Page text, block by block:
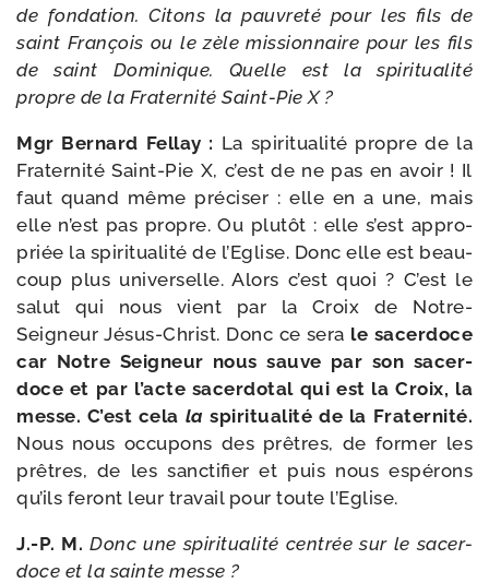
de fon­da­tion. Citons la pau­vre­té pour les fils de
saint François ou le zèle mis­sion­naire pour les fils
de saint Dominique. Quelle est la spi­ri­tua­li­té
propre de la Fraternité Saint-​Pie X ?
Mgr Bernard Fellay : La spi­ri­tua­li­té propre de la
Fraternité Saint-​Pie X, c’est de ne pas en avoir ! Il
faut quand même pré­ci­ser : elle en a une, mais
elle n’est pas propre. Ou plu­tôt : elle s’est appro­
priée la spi­ri­tua­li­té de l’Eglise. Donc elle est beau­
coup plus uni­ver­selle. Alors c’est quoi ? C’est le
salut qui nous vient par la Croix de Notre-​
Seigneur Jésus-​Christ. Donc ce sera le sacer­doce
car Notre Seigneur nous sauve par son sacer­
doce et par l’acte sacer­do­tal qui est la Croix, la
messe. C’est cela la spi­ri­tua­li­té de la Fraternité.
Nous nous occu­pons des prêtres, de for­mer les
prêtres, de les sanc­ti­fier et puis nous espé­rons
qu’ils feront leur tra­vail pour toute l’Eglise.
J.-P. M.Donc une spi­ri­tua­li­té cen­trée sur le sacer­
doce et la sainte messe ?